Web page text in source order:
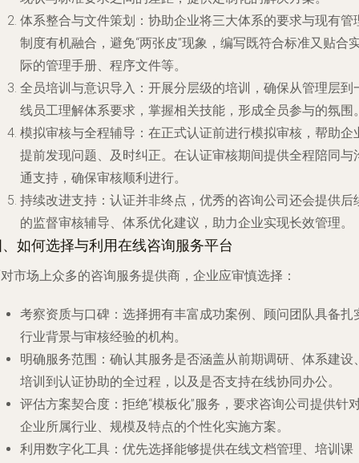
体系整合与文件策划 ：协助企业将三大体系的要求与现有管
制度有机融合，避免“两张皮”现象，编写既符合标准又贴合
际的管理手册、程序文件等。
全员培训与意识导入 ：开展分层级的培训，确保从管理层到
线员工理解体系要求，掌握相关技能，形成全员参与的氛围
模拟审核与全程辅导 ：在正式认证前进行模拟审核，帮助企
提前发现问题、及时纠正。在认证审核期间提供全程陪同与
通支持，确保审核顺利进行。
持续改进支持 ：认证并非终点，优秀的咨询公司还会提供后
的监督审核辅导、体系优化建议，助力企业实现长效管理。
如何选择与利用在线咨询服务平台
市场上众多的咨询服务提供商，企业应审慎选择：
考察资质与口碑 ：选择拥有丰富成功案例、顾问团队具备扎
行业背景与审核经验的机构。
明确服务范围 ：确认其服务是否涵盖从前期调研、体系建设
培训到认证协助的全过程，以及是否支持在线协同办公。
评估方案契合度 ：拒绝“模板化”服务，要求咨询公司提供针
企业所属行业、规模及特点的个性化实施方案。
利用数字化工具 ：优先选择能够提供在线文档管理、培训课